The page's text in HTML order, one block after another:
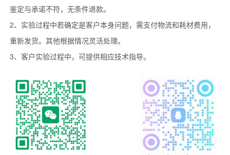
鉴定与承诺不符，无条件退款。
2、实验过程中若确定是客户本身问题，需支付物流和耗材费用，
重新发货。其他根据情况灵活处理。
3、客户实验过程中，可提供相应技术指导。